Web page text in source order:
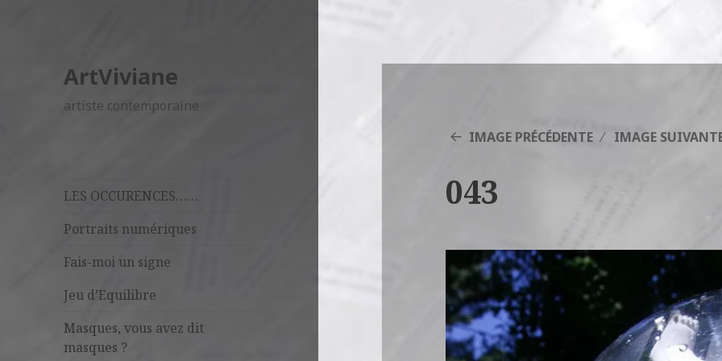
ArtViviane
artiste contemporaine
LES OCCURENCES……
Portraits numériques
Fais-moi un signe
Jeu d’Equilibre
Masques, vous avez dit
masques ?
IMAGE PRÉCÉDENTE IMAGE
043